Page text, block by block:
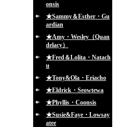
onsis
★Sammy＆Esther・Gu
ardian
★Amy・Wesley（Quan
delacy）
★Fred＆Lolita・Natach
u
★Tony&Ola・Eriacho
★Eldrick・Seowtewa
★Phyllis・Coonsis
★Susie&Faye・Lowsay
atee